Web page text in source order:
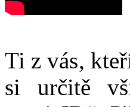
Ti z vás,
si určitě